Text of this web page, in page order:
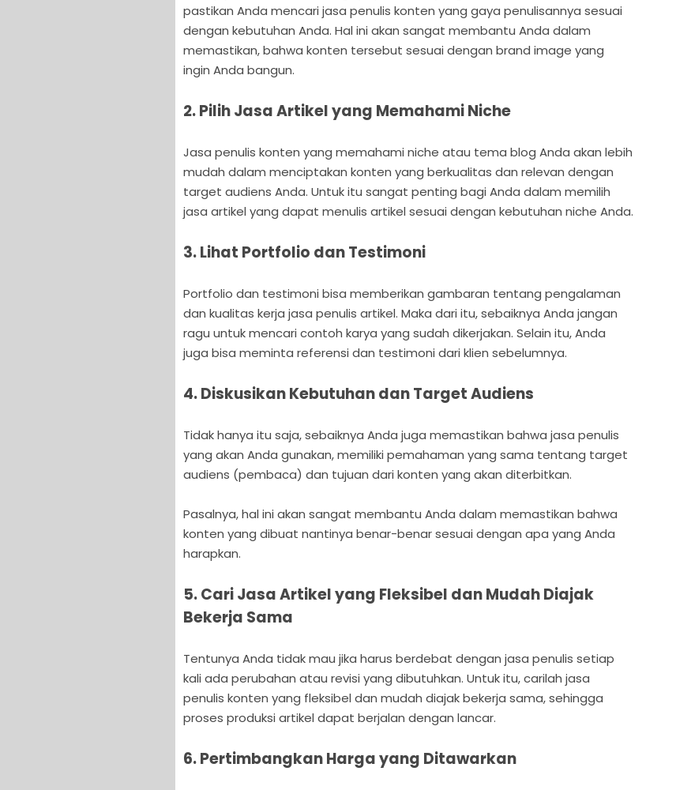
pastikan Anda mencari jasa penulis konten yang gaya penulisannya sesuai
dengan kebutuhan Anda. Hal ini akan sangat membantu Anda dalam
memastikan, bahwa konten tersebut sesuai dengan brand image yang
ingin Anda bangun.
2. Pilih Jasa Artikel yang Memahami Niche
Jasa penulis konten yang memahami niche atau tema blog Anda akan lebih
mudah dalam menciptakan konten yang berkualitas dan relevan dengan
target audiens Anda. Untuk itu sangat penting bagi Anda dalam memilih
jasa artikel yang dapat menulis artikel sesuai dengan kebutuhan niche Anda.
3. Lihat Portfolio dan Testimoni
Portfolio dan testimoni bisa memberikan gambaran tentang pengalaman
dan kualitas kerja jasa penulis artikel. Maka dari itu, sebaiknya Anda jangan
ragu untuk mencari contoh karya yang sudah dikerjakan. Selain itu, Anda
juga bisa meminta referensi dan testimoni dari klien sebelumnya.
4. Diskusikan Kebutuhan dan Target Audiens
Tidak hanya itu saja, sebaiknya Anda juga memastikan bahwa jasa penulis
yang akan Anda gunakan, memiliki pemahaman yang sama tentang target
audiens (pembaca) dan tujuan dari konten yang akan diterbitkan.
Pasalnya, hal ini akan sangat membantu Anda dalam memastikan bahwa
konten yang dibuat nantinya benar-benar sesuai dengan apa yang Anda
harapkan.
5. Cari Jasa Artikel yang Fleksibel dan Mudah Diajak
Bekerja Sama
Tentunya Anda tidak mau jika harus berdebat dengan jasa penulis setiap
kali ada perubahan atau revisi yang dibutuhkan. Untuk itu, carilah jasa
penulis konten yang fleksibel dan mudah diajak bekerja sama, sehingga
proses produksi artikel dapat berjalan dengan lancar.
6. Pertimbangkan Harga yang Ditawarkan